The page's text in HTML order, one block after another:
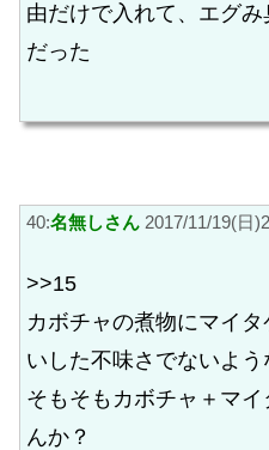
由だけで入れて、エグ
だった
40:名無しさん 2017/11/19(日
>>15
カボチャの煮物にマイ
いした不味さでないよ
そもそもカボチャ＋マ
んか？